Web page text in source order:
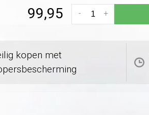
99,95 +
-
kopen met